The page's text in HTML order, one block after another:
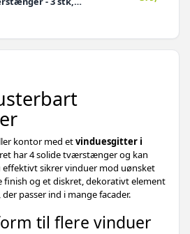
kontor med etvinduesgitter i
har 4 solide tværstænger og kan
effektivt sikrer vinduer mod uønsket
finish og et diskret, dekorativt element
passer ind i mange facader.
til flere vinduer
449,-
vinduer - justerbar 430-
til vinduer - justerbar
mm, 2 tværstænger, 3 stk
vinduer - justerbar 630-
3 stk
739,-
579,-
til vinduer - 3 stk,
mm, galvaniseret stål, 4